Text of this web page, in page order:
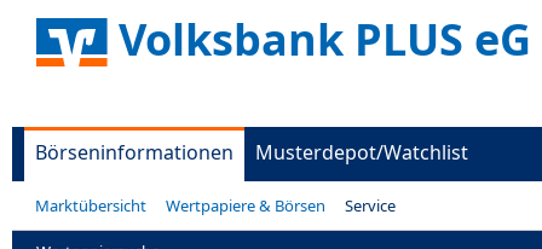
Volksbank PLUS eG
Börseninformationen Musterdepot/Watchlist
Marktübersicht Wertpapiere & Börsen Service